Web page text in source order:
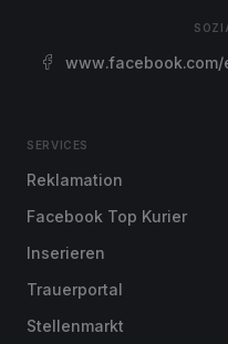
SERVICES
Reklamation
Facebook Top Kurier
Inserieren
Trauerportal
Stellenmarkt